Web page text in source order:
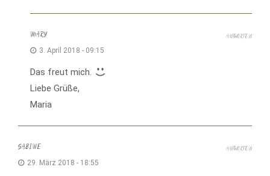
MARY
3. April 2018 - 09:15
Das freut mich.
Liebe Grüße,
Maria
ANTWORTEN
SABINE
29. März 2018 - 18:55
ANTWORTEN